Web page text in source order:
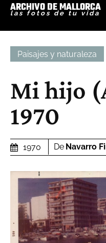
ARCHIVO DE MALLORCA
las fotos de tu vida
Paisajes y naturaleza
Mi hijo
1970
1970 De Navarro